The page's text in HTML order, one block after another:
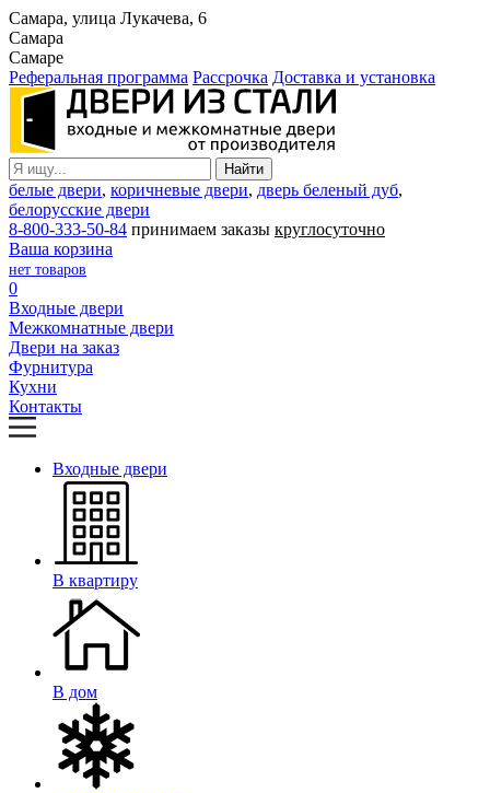
Самара, улица Лукачева, 6
Самара
Самаре
Реферальная программа Рассрочка Доставка и установка
белые двери, коричневые двери, дверь беленый дуб,
белорусские двери
8-800-333-50-84 принимаем заказы круглосуточно
Ваша корзина
нет товаров
0
Входные двери
Межкомнатные двери
Двери на заказ
Фурнитура
Кухни
Контакты
Входные двери
В квартиру
В дом